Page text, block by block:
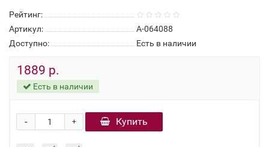
Рейтинг:
Артикул:
А-064088
Доступно:
Есть в наличии
1889 р.
Есть в наличии
+
- Купить